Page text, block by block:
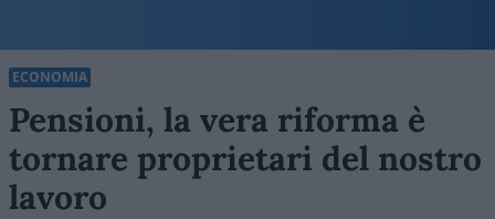
ECONOMIA
Pensioni, la vera riforma è
tornare proprietari del nostro
lavoro